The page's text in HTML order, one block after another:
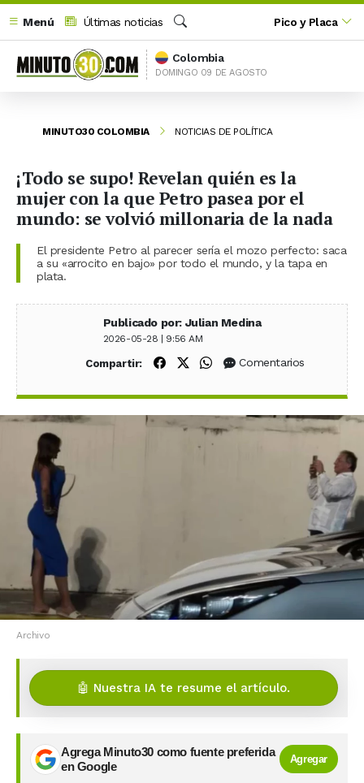
Menú
Últimas noticias
Buscar
Pico y Placa
Colombia
DOMINGO 09 DE AGOSTO
MINUTO30 COLOMBIA NOTICIAS DE POLÍTICA
¡Todo se supo! Revelan quién es la
mujer con la que Petro pasea por el
mundo: se volvió millonaria de la nada
El presidente Petro al parecer sería el mozo perfecto: saca
a su «arrocito en bajo» por todo el mundo, y la tapa en
plata.
Publicado por: Julian Medina
2026-05-28 | 9:56 AM
Compartir: Compartir en Facebook
Compartir en X (Twitter)
Compartir en WhatsApp
Comentarios
Archivo
🤖 Nuestra IA te resume el artículo.
Agrega Minuto30 como fuente preferida
en Google
Agregar